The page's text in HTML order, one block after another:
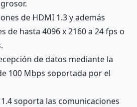
de HDMI 1.3 y además
de hasta 4096 x 2160 a 24 fps o
de datos mediante la
100 Mbps soportada por el
soporta las comunicaciones